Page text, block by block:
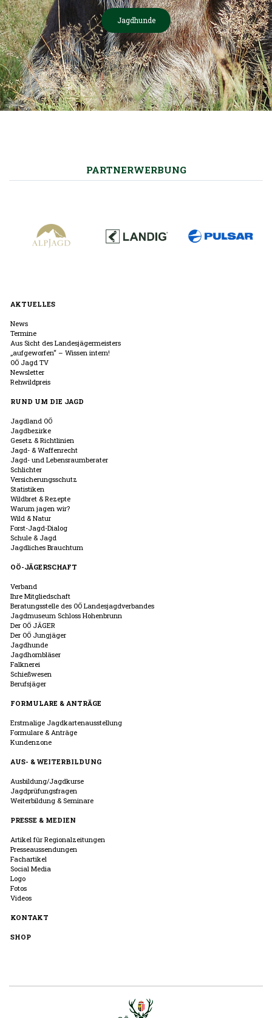
Jagdhunde
PARTNERWERBUNG
AKTUELLES
News
Termine
Aus Sicht des Landesjägermeisters
„aufgeworfen“ – Wissen intern!
OÖ Jagd TV
Newsletter
Rehwildpreis
RUND UM DIE JAGD
Jagdland OÖ
Jagdbezirke
Gesetz & Richtlinien
Jagd- & Waffenrecht
Jagd- und Lebensraumberater
Schlichter
Versicherungsschutz
Statistiken
Wildbret & Rezepte
Warum jagen wir?
Wild & Natur
Forst-Jagd-Dialog
Schule & Jagd
Jagdliches Brauchtum
OÖ-JÄGERSCHAFT
Verband
Ihre Mitgliedschaft
Beratungsstelle des OÖ Landesjagdverbandes
Jagdmuseum Schloss Hohenbrunn
Der OÖ JÄGER
Der OÖ Jungjäger
Jagdhunde
Jagdhornbläser
Falknerei
Schießwesen
Berufsjäger
FORMULARE & ANTRÄGE
Erstmalige Jagdkartenausstellung
Formulare & Anträge
Kundenzone
AUS- & WEITERBILDUNG
Ausbildung/Jagdkurse
Jagdprüfungsfragen
Weiterbildung & Seminare
PRESSE & MEDIEN
Artikel für Regionalzeitungen
Presseaussendungen
Fachartikel
Social Media
Logo
Fotos
Videos
KONTAKT
SHOP